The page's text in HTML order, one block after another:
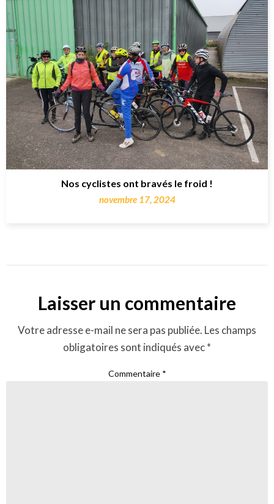
Nos cyclistes ont bravés le froid !
novembre 17, 2024
Laisser un commentaire
Votre adresse e-mail ne sera pas publiée. Les champs
obligatoires sont indiqués avec*
Commentaire *